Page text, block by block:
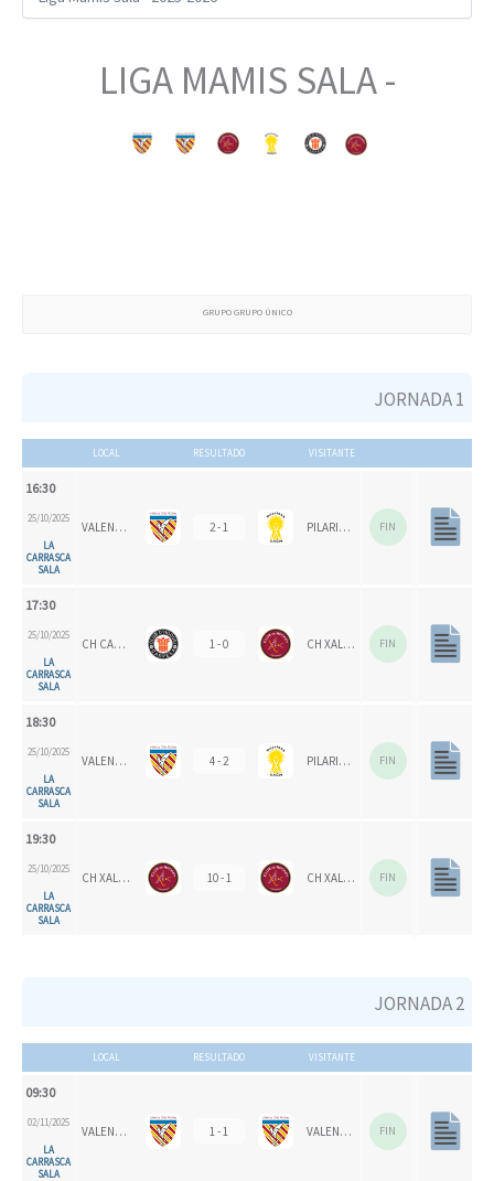
LIGA MAMIS SALA -
GRUPO GRUPO ÚNICO
JORNADA 1
LOCAL RESULTADO VISITANTE
16:30
25/10/2025
LA
CARRASCA
SALA
VALENCIA CH 2 - 1 PILARICAS FIN
17:30
25/10/2025
LA
CARRASCA
SALA
CH CARPESA 1 - 0 CH XALOC 1993 FIN
18:30
25/10/2025
LA
CARRASCA
SALA
VALENCIA CH 1924 4 - 2 PILARICAS FIN
19:30
25/10/2025
LA
CARRASCA
SALA
CH XALOC 10 - 1 CH XALOC 1993 FIN
JORNADA 2
LOCAL RESULTADO VISITANTE
09:30
02/11/2025
LA
CARRASCA
SALA
VALENCIA CH 1 - 1 VALENCIA CH 1924 FIN